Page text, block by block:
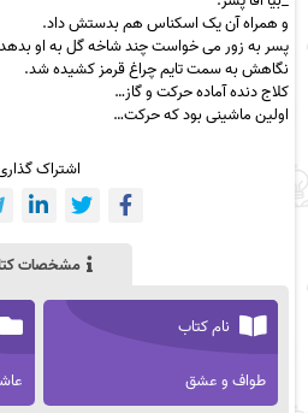
و همراه آن یک اسکناس هم بدستش داد.
پسر به زور می خواست چند شاخه گل به او بدهد
نگاهش به سمت تایم چراغ قرمز کشیده شد.
کلاج دنده آماده حرکت و گاز…
اولین ماشینی بود که حرکت…
اشتراک
مشخصات
نام کتاب
طواف و عشق